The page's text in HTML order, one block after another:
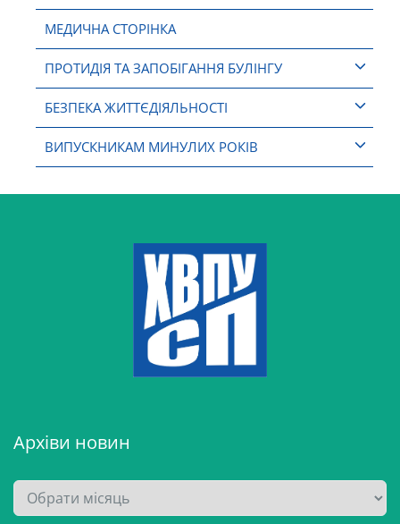
МЕДИЧНА СТОРІНКА
ПРОТИДІЯ ТА ЗАПОБІГАННЯ БУЛІНГУ
БЕЗПЕКА ЖИТТЄДІЯЛЬНОСТІ
ВИПУСКНИКАМ МИНУЛИХ РОКІВ
Архіви новин
А
р